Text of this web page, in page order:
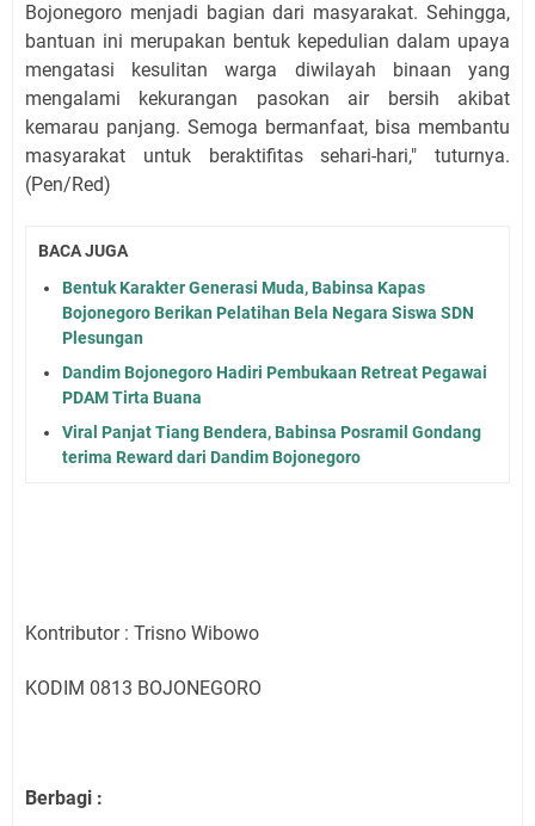
Bojonegoro menjadi bagian dari masyarakat. Sehingga,
bantuan ini merupakan bentuk kepedulian dalam upaya
mengatasi kesulitan warga diwilayah binaan yang
mengalami kekurangan pasokan air bersih akibat
kemarau panjang. Semoga bermanfaat, bisa membantu
masyarakat untuk beraktifitas sehari-hari," tuturnya.
(Pen/Red)
BACA JUGA
Bentuk Karakter Generasi Muda, Babinsa Kapas
Bojonegoro Berikan Pelatihan Bela Negara Siswa SDN
Plesungan
Dandim Bojonegoro Hadiri Pembukaan Retreat Pegawai
PDAM Tirta Buana
Viral Panjat Tiang Bendera, Babinsa Posramil Gondang
terima Reward dari Dandim Bojonegoro
Kontributor : Trisno Wibowo
KODIM 0813 BOJONEGORO
Berbagi :